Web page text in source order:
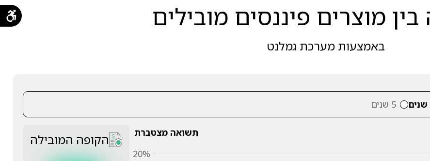
מוצרים פיננסים מובילים
באמצעות מערכת גמלנט
5 שנים
תשואה מצטברת
20%
הקופה המובילה